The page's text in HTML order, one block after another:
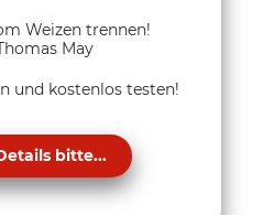
Weizen trennen!
May
und kostenlos testen!
bitte...